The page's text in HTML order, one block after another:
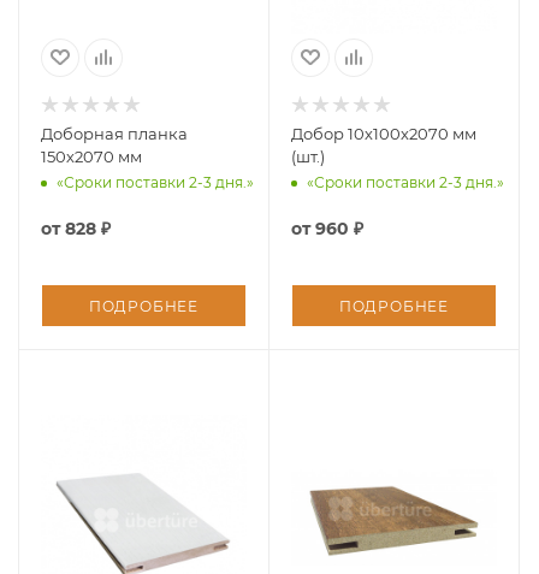
Доборная планка
150х2070 мм
«Сроки поставки 2-3 дня.»
от828 ₽
ПОДРОБНЕЕ
Добор 10х100х2070 мм
(шт.)
«Сроки поставки 2-3 дня.»
от960 ₽
ПОДРОБНЕЕ